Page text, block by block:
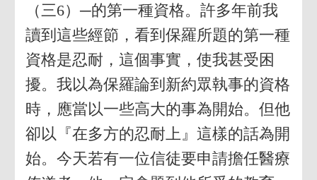
（三6）─的第一種資格。許多年前我
讀到這些經節，看到保羅所題的第一種
資格是忍耐，這個事實，使我甚受困
擾。我以為保羅論到新約眾執事的資格
時，應當以一些高大的事為開始。但他
卻以『在多方的忍耐上』這樣的話為開
始。今天若有一位信徒要申請擔任醫療